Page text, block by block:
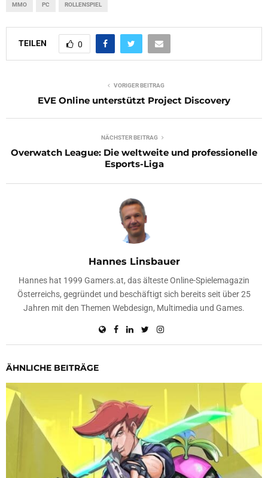
MMO PC ROLLENSPIEL
TEILEN 0
VORIGER BEITRAG
EVE Online unterstützt Project Discovery
NÄCHSTER BEITRAG
Overwatch League: Die weltweite und professionelle
Esports-Liga
Hannes Linsbauer
Hannes hat 1999 Gamers.at, das älteste Online-Spielemagazin
Österreichs, gegründet und beschäftigt sich bereits seit über 25
Jahren mit den Themen Webdesign, Multimedia und Games.
ÄHNLICHE BEITRÄGE